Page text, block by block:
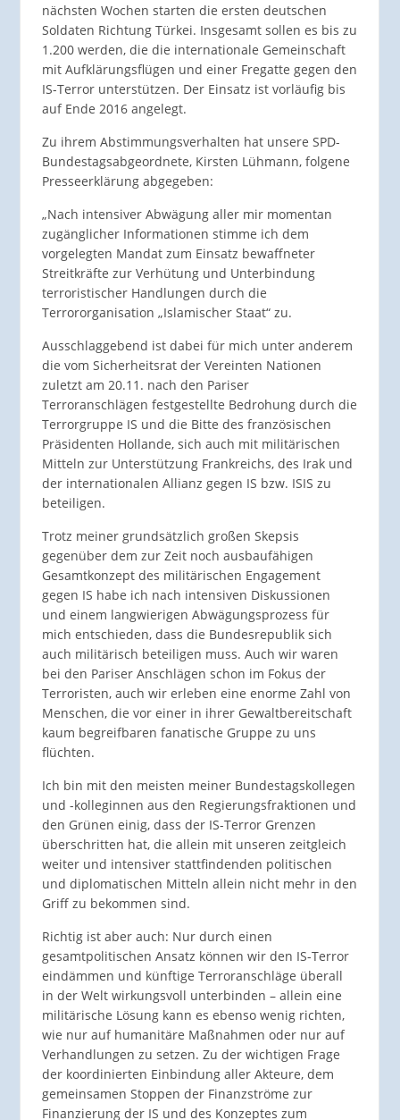
nächsten Wochen starten die ersten deutschen
Soldaten Richtung Türkei. Insgesamt sollen es bis zu
1.200 werden, die die internationale Gemeinschaft
mit Aufklärungsflügen und einer Fregatte gegen den
IS-Terror unterstützen. Der Einsatz ist vorläufig bis
auf Ende 2016 angelegt.
Zu ihrem Abstimmungsverhalten hat unsere SPD-
Bundestagsabgeordnete, Kirsten Lühmann, folgene
Presseerklärung abgegeben:
„Nach intensiver Abwägung aller mir momentan
zugänglicher Informationen stimme ich dem
vorgelegten Mandat zum Einsatz bewaffneter
Streitkräfte zur Verhütung und Unterbindung
terroristischer Handlungen durch die
Terrororganisation „Islamischer Staat“ zu.
Ausschlaggebend ist dabei für mich unter anderem
die vom Sicherheitsrat der Vereinten Nationen
zuletzt am 20.11. nach den Pariser
Terroranschlägen festgestellte Bedrohung durch die
Terrorgruppe IS und die Bitte des französischen
Präsidenten Hollande, sich auch mit militärischen
Mitteln zur Unterstützung Frankreichs, des Irak und
der internationalen Allianz gegen IS bzw. ISIS zu
beteiligen.
Trotz meiner grundsätzlich großen Skepsis
gegenüber dem zur Zeit noch ausbaufähigen
Gesamtkonzept des militärischen Engagement
gegen IS habe ich nach intensiven Diskussionen
und einem langwierigen Abwägungsprozess für
mich entschieden, dass die Bundesrepublik sich
auch militärisch beteiligen muss. Auch wir waren
bei den Pariser Anschlägen schon im Fokus der
Terroristen, auch wir erleben eine enorme Zahl von
Menschen, die vor einer in ihrer Gewaltbereitschaft
kaum begreifbaren fanatische Gruppe zu uns
flüchten.
Ich bin mit den meisten meiner Bundestagskollegen
und -kolleginnen aus den Regierungsfraktionen und
den Grünen einig, dass der IS-Terror Grenzen
überschritten hat, die allein mit unseren zeitgleich
weiter und intensiver stattfindenden politischen
und diplomatischen Mitteln allein nicht mehr in den
Griff zu bekommen sind.
Richtig ist aber auch: Nur durch einen
gesamtpolitischen Ansatz können wir den IS-Terror
eindämmen und künftige Terroranschläge überall
in der Welt wirkungsvoll unterbinden – allein eine
militärische Lösung kann es ebenso wenig richten,
wie nur auf humanitäre Maßnahmen oder nur auf
Verhandlungen zu setzen. Zu der wichtigen Frage
der koordinierten Einbindung aller Akteure, dem
gemeinsamen Stoppen der Finanzströme zur
Finanzierung der IS und des Konzeptes zum